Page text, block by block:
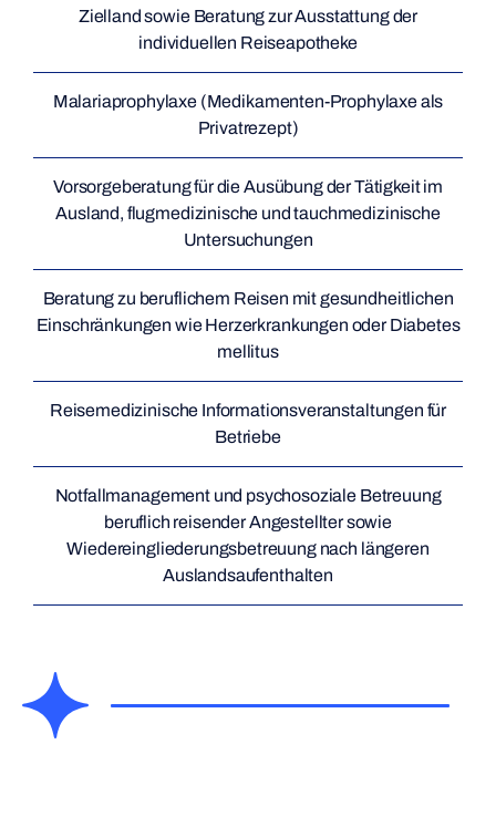
Zielland sowie Beratung zur Ausstattung der
individuellen Reiseapotheke
Malariaprophylaxe (Medikamenten-Prophylaxe als
Privatrezept)
Vorsorgeberatung für die Ausübung der Tätigkeit im
Ausland, flugmedizinische und tauchmedizinische
Untersuchungen
Beratung zu beruflichem Reisen mit gesundheitlichen
Einschränkungen wie Herzerkrankungen oder Diabetes
mellitus
Reisemedizinische Informationsveranstaltungen für
Betriebe
Notfallmanagement und psychosoziale Betreuung
beruflich reisender Angestellter sowie
Wiedereingliederungsbetreuung nach längeren
Auslandsaufenthalten